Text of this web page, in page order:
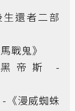
還者二部
戰鬼》
黑帝斯 -
《漫威蜘蛛